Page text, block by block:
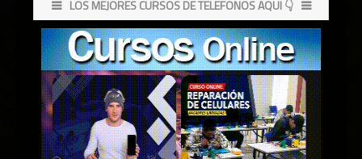
LOS MEJORES CURSOS DE TELEFONOS AQUI 👇